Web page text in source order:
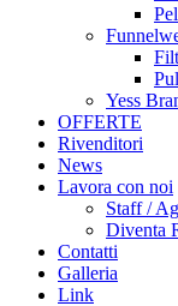
Yess
OFFERTE
Rivenditori
News
Lavora con noi
Staff /
Diventa
Contatti
Galleria
Link